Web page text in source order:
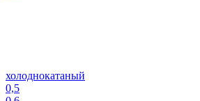
холоднокатаный
0,5